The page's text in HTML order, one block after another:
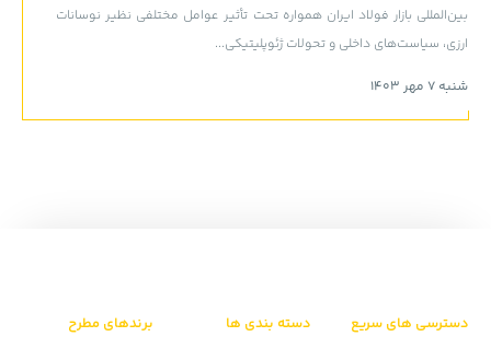
بین‌المللی بازار فولاد ایران همواره تحت تأثیر عوامل مختلفی نظیر نوسانات
ارزی، سیاست‌های داخلی و تحولات ژئوپلیتیکی...
شنبه 7 مهر 1403
دسترسی های سریع دسته بندی ها برندهای مطرح